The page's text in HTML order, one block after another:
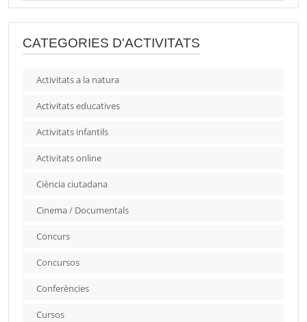
CATEGORIES D'ACTIVITATS
Activitats a la natura
Activitats educatives
Activitats infantils
Activitats online
Ciència ciutadana
Cinema / Documentals
Concurs
Concursos
Conferències
Cursos